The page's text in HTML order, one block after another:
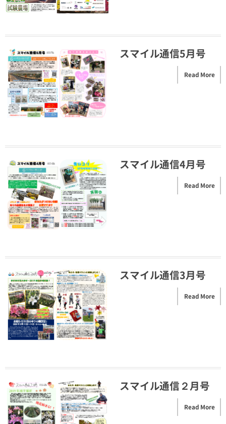
スマイル通信5月号
Read More
スマイル通信4月号
Read More
スマイル通信3月号
Read More
スマイル通信２月号
Read More